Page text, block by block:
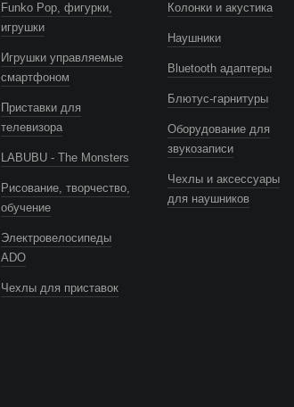
Funko Pop, фигурки,
игрушки
Игрушки управляемые
смартфоном
Приставки для
телевизора
LABUBU - The Monsters
Рисование, творчество,
обучение
Электровелосипеды
ADO
Чехлы для приставок
Колонки и акустика
Наушники
Bluetooth адаптеры
Блютус-гарнитуры
Оборудование для
звукозаписи
Чехлы и аксессуары
для наушников